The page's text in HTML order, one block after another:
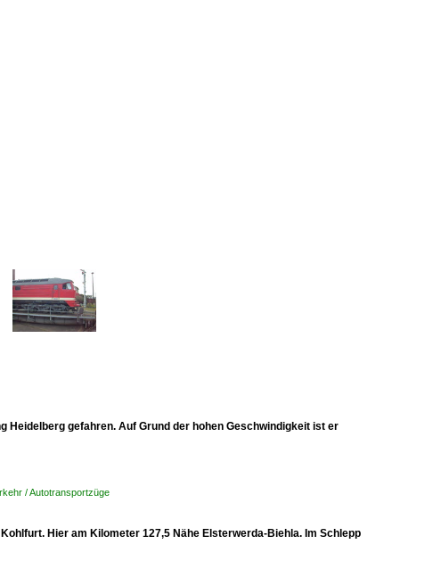
Heidelberg gefahren. Auf Grund der hohen Geschwindigkeit ist er
/ Autotransportzüge
Hier am Kilometer 127,5 Nähe Elsterwerda-Biehla. Im Schlepp